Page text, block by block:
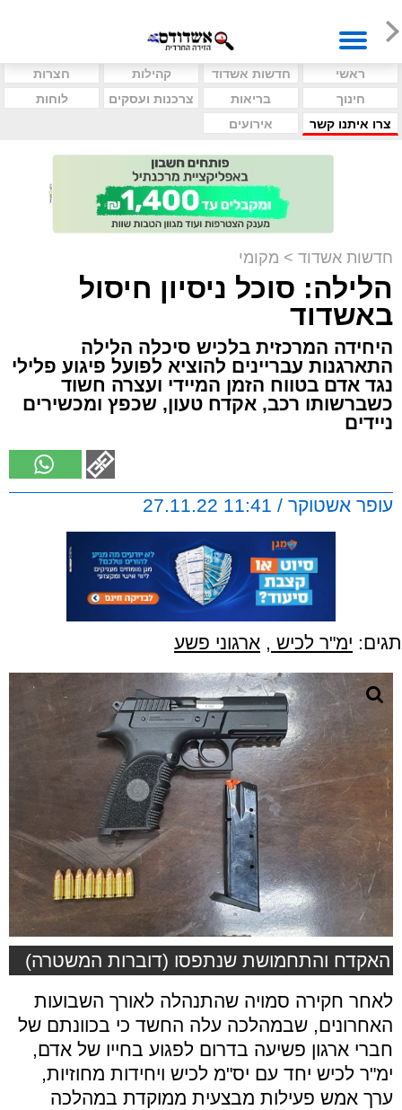
ראשי חדשות אשדוד קהילות
חצרות
חינוך
בריאות צרכנות ועסקים
לוחות
צרו איתנו קשר
אירועים
חדשות אשדוד > מקומי
הלילה: סוכל ניסיון חיסול
באשדוד
היחידה המרכזית בלכיש סיכלה הלילה
התארגנות עבריינים להוציא לפועל פיגוע פלילי
נגד אדם בטווח הזמן המיידי ועצרה חשוד
כשברשותו רכב, אקדח טעון, שכפץ ומכשירים
ניידים
עופר אשטוקר / 11:41 27.11.22
תגים: ימ"ר לכיש , ארגוני פשע
האקדח והתחמושת שנתפסו (דוברות המשטרה)
לאחר חקירה סמויה שהתנהלה לאורך השבועות
האחרונים, שבמהלכה עלה החשד כי בכוונתם של
חברי ארגון פשיעה בדרום לפגוע בחייו של אדם,
ימ"ר לכיש יחד עם יס"מ לכיש ויחידות מחוזיות,
ערך אמש פעילות מבצעית ממוקדת במהלכה